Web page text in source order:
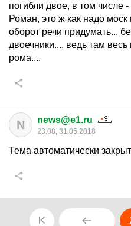
погибли двое, в том числе
Роман, это ж как надо моск
оборот речи придумать...
двоечники.... ведь там весь
рома....
N news@e1.ru
23:08, 31.05.2018
Тема автоматически